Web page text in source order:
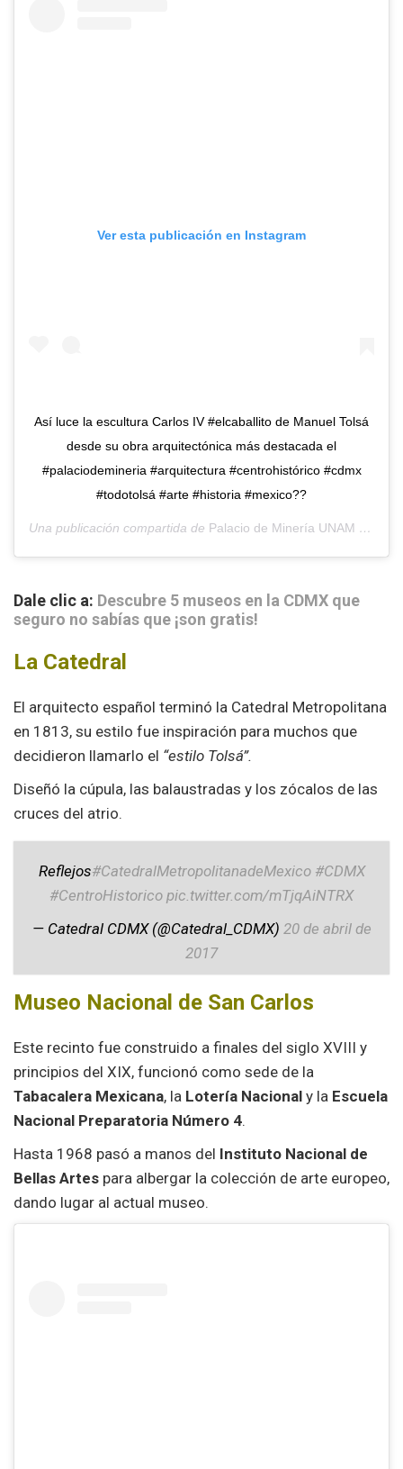
Ver esta publicación en Instagram
Así luce la escultura Carlos IV #elcaballito de Manuel Tolsá
desde su obra arquitectónica más destacada el
#palaciodemineria #arquitectura #centrohistórico #cdmx
#todotolsá #arte #historia #mexico??
Una publicación compartida de Palacio de Minería UNAM
Dale clic a: Descubre 5 museos en la CDMX que
seguro no sabías que ¡son gratis!
La Catedral
El arquitecto español terminó la Catedral Metropolitana
en 1813, su estilo fue inspiración para muchos que
decidieron llamarlo el “estilo Tolsá”.
Diseñó la cúpula, las balaustradas y los zócalos de las
cruces del atrio.
Reflejos#CatedralMetropolitanadeMexico #CDMX
#CentroHistorico pic.twitter.com/mTjqAiNTRX
— Catedral CDMX (@Catedral_CDMX) 20 de abril de
2017
Museo Nacional de San Carlos
Este recinto fue construido a finales del siglo XVIII y
principios del XIX, funcionó como sede de la
Tabacalera Mexicana, la Lotería Nacional y la Escuela
Nacional Preparatoria Número 4.
Hasta 1968 pasó a manos del Instituto Nacional de
Bellas Artes para albergar la colección de arte europeo,
dando lugar al actual museo.